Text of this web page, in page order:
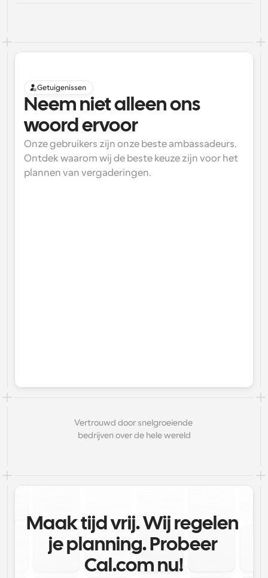
Getuigenissen
Neem niet alleen ons
woord ervoor
Onze gebruikers zijn onze beste ambassadeurs.
Ontdek waarom wij de beste keuze zijn voor het
plannen van vergaderingen.
Vertrouwd door snelgroeiende
bedrijven over de hele wereld
Maak tijd vrij. Wij regelen
je planning. Probeer
Cal.com nu!